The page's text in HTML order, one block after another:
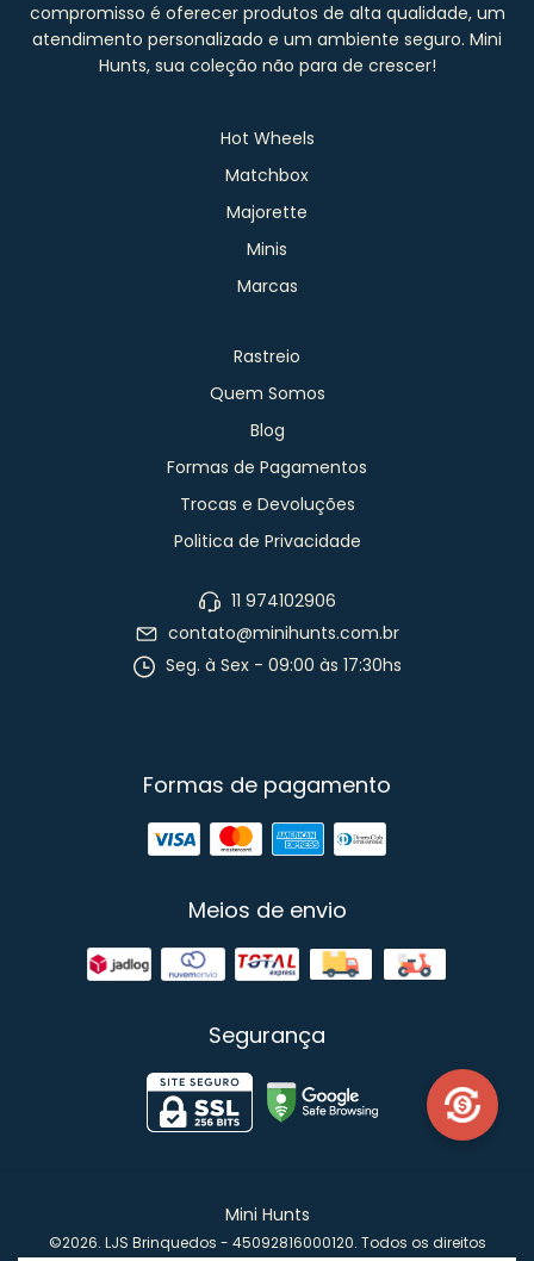
compromisso é oferecer produtos de alta qualidade, um
atendimento personalizado e um ambiente seguro. Mini
Hunts, sua coleção não para de crescer!
Hot Wheels
Matchbox
Majorette
Minis
Marcas
Rastreio
Quem Somos
Blog
Formas de Pagamentos
Trocas e Devoluções
Politica de Privacidade
11 974102906
contato@minihunts.com.br
Seg. à Sex - 09:00 às 17:30hs
Formas de pagamento
Meios de envio
Segurança
Mini Hunts
©2026. LJS Brinquedos - 45092816000120. Todos os direitos